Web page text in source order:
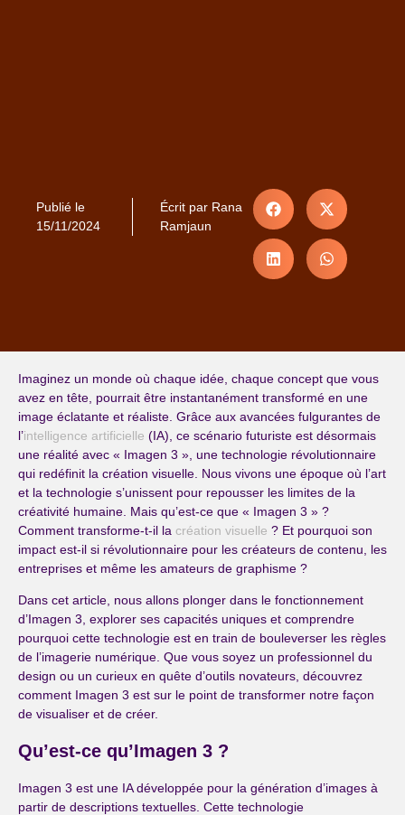
Publié le
15/11/2024
Écrit par Rana
Ramjaun
Imaginez un monde où chaque idée, chaque concept que vous
avez en tête, pourrait être instantanément transformé en une
image éclatante et réaliste. Grâce aux avancées fulgurantes de
l’intelligence artificielle (IA), ce scénario futuriste est désormais
une réalité avec « Imagen 3 », une technologie révolutionnaire
qui redéfinit la création visuelle. Nous vivons une époque où l’art
et la technologie s’unissent pour repousser les limites de la
créativité humaine. Mais qu’est-ce que « Imagen 3 » ?
Comment transforme-t-il la création visuelle ? Et pourquoi son
impact est-il si révolutionnaire pour les créateurs de contenu, les
entreprises et même les amateurs de graphisme ?
Dans cet article, nous allons plonger dans le fonctionnement
d’Imagen 3, explorer ses capacités uniques et comprendre
pourquoi cette technologie est en train de bouleverser les règles
de l’imagerie numérique. Que vous soyez un professionnel du
design ou un curieux en quête d’outils novateurs, découvrez
comment Imagen 3 est sur le point de transformer notre façon
de visualiser et de créer.
Qu’est-ce qu’Imagen 3 ?
Imagen 3 est une IA développée pour la génération d’images à
partir de descriptions textuelles. Cette technologie